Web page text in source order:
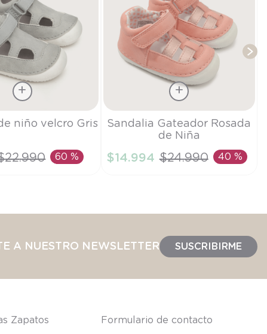
AL CARRITO
niño velcro Gris
22.990 60 %
Talla
AÑADIR AL CARRITO
Sandalia Gateador Rosada
de Niña
$14.994 $24.990 40 %
A NUESTRO NEWSLETTER SUSCRIBIRME
Zapatos Formulario de contacto